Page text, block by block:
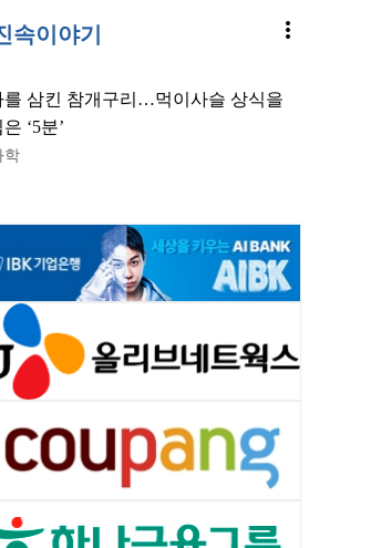
속이야기 more_vert
를 삼킨 참개구리…먹이사슬 상식을
‘5분’
학